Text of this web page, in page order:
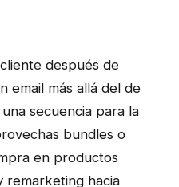
después de
email más allá del de
secuencia para la
bundles o
en productos
remarketing hacia